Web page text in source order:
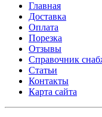
Главная
Доставка
Оплата
Порезка
Отзывы
Справочник
Статьи
Контакты
Карта сайта